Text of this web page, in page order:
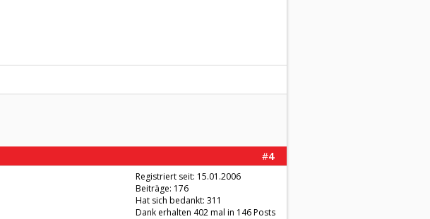
#4
Registriert seit: 15.01.2006
Beiträge: 176
Hat sich bedankt: 311
Dank erhalten 402 mal in 146 Posts